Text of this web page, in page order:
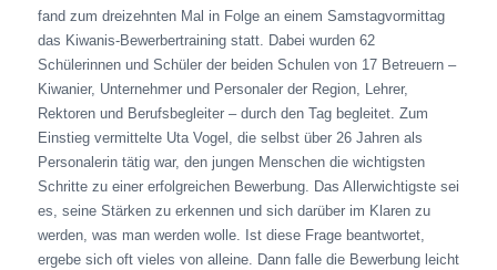
fand zum dreizehnten Mal in Folge an einem Samstagvormittag
das Kiwanis-Bewerbertraining statt. Dabei wurden 62
Schülerinnen und Schüler der beiden Schulen von 17 Betreuern –
Kiwanier, Unternehmer und Personaler der Region, Lehrer,
Rektoren und Berufsbegleiter – durch den Tag begleitet. Zum
Einstieg vermittelte Uta Vogel, die selbst über 26 Jahren als
Personalerin tätig war, den jungen Menschen die wichtigsten
Schritte zu einer erfolgreichen Bewerbung. Das Allerwichtigste sei
es, seine Stärken zu erkennen und sich darüber im Klaren zu
werden, was man werden wolle. Ist diese Frage beantwortet,
ergebe sich oft vieles von alleine. Dann falle die Bewerbung leicht